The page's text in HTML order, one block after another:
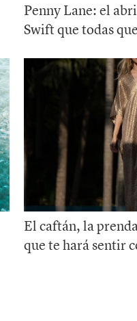
Penny Lane: el
Swift que todas
El caftán, la
que te hará sentir